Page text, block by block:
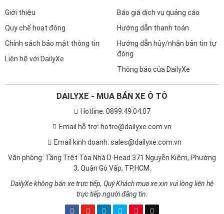
Giới thiệu
Quy chế hoạt động
Chính sách bảo mật thông tin
Liên hệ với DailyXe
Báo giá dịch vụ quảng cáo
Hướng dẫn thanh toán
Hướng dẫn hủy/nhận bản tin tự
động
Thông báo của DailyXe
DAILYXE - MUA BÁN XE Ô TÔ
Hotline: 0899.49.04.07
Email hỗ trợ: hotro@dailyxe.com.vn
Email kinh doanh: sales@dailyxe.com.vn
Văn phòng: Tầng Trệt Tòa Nhà D-Head 371 Nguyễn Kiệm, Phường
3, Quận Gò Vấp, TP.HCM.
DailyXe không bán xe trực tiếp, Quý Khách mua xe xin vui lòng liên hệ
trực tiếp người đăng tin.